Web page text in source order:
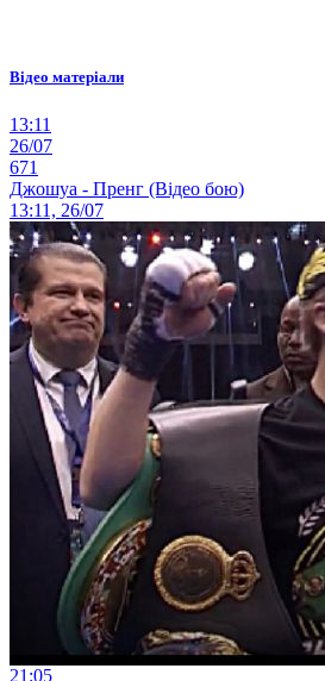
Відео матеріали
13:11
26/07
671
Джошуа - Пренг (Відео бою)
13:11, 26/07
21:05